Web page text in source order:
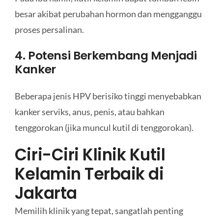
besar akibat perubahan hormon dan mengganggu
proses persalinan.
4. Potensi Berkembang Menjadi
Kanker
Beberapa jenis HPV berisiko tinggi menyebabkan
kanker serviks, anus, penis, atau bahkan
tenggorokan (jika muncul kutil di tenggorokan).
Ciri-Ciri Klinik Kutil
Kelamin Terbaik di
Jakarta
Memilih klinik yang tepat, sangatlah penting